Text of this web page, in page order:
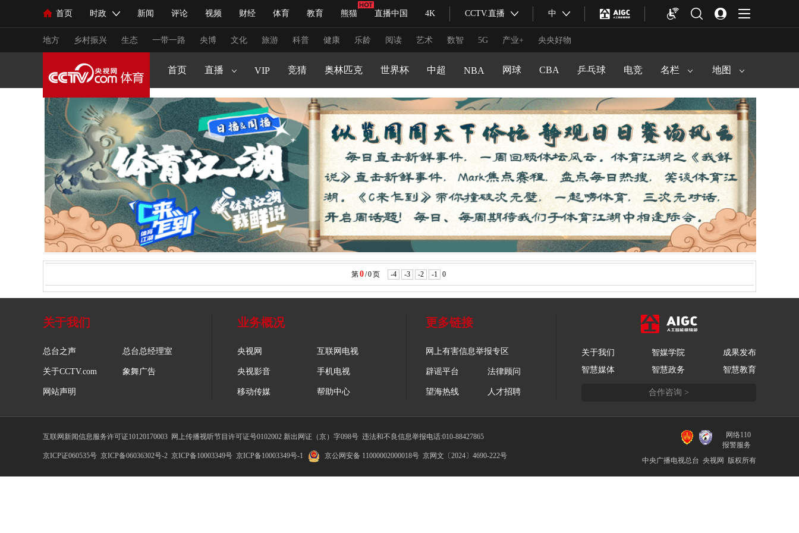
首页 时政 新闻 评论 视频 财经 体育 教育 熊猫 直播中国 4K CCTV.直播 中
人民领袖习近平 联播+ 中国领导人 央视快评 习式妙语 热解读 天天学习
直播 栏目大全 节目单 听音 微视频 主持人 下载央视影音
海外频道 iPanda English Монгол
地方 乡村振兴 生态 一带一路 央博 文化 旅游 科普 健康 乐龄 阅读 艺术 数智 5G 产业+ 央央好物
总台春晚 网络春晚
新闻 国内 国际 评论 经济 军事 科技 法治 文娱 人物 公益 图片
人民领袖习近平 联播+ 热解读 天天学习 习式妙语 央视快评 央视网评 光华锐评 锋面
视频 小央视频 小央直播 直播中国 熊猫频道 4K专区 全景新闻
现场 前线 比划 快看 蓝海中国 新兵请入列 人生第二次
体育 直播 竞猜 2026年世界杯 2026年冬奥会 CBA NBA 中超 国足 国际足球 网球 综合体育 亚冬会
财经 教育 乡村振兴 生态环境 一带一路 央博 非遗 文化 旅游 科普 健康 乐龄 阅读 艺术 汽车 数智 5G 产业+
首页 直播 VIP 竞猜 奥林匹克 世界杯 中超 NBA 网球 CBA 乒乓球 电竞 名栏 地图
CCTV5+
CCTV16
节目单
足球之夜
冠军欧洲
健身动起来
生活体育大会 健康生活实验室 2025来跑新征程 大咖陪你看
文化体育
文旅体育 体育产业发展 马拉松频道 中华体育文化
第0/0页 -4 -3 -2 -1 0
关于我们
总台之声 总台总经理室
关于CCTV.com 象舞广告
网站声明
业务概况
央视网 互联网电视
央视影音 手机电视
移动传媒 帮助中心
更多链接
网上有害信息举报专区
辟谣平台 法律顾问
望海热线 人才招聘
关于我们 智媒学院
成果发布
智慧媒体
智慧政务 智慧教育
合作咨询 >
互联网新闻信息服务许可证10120170003 网上传播视听节目许可证号0102002 新出网证（京）字098号 违法和不良信息举报电话:010-88427865
京ICP证060535号 京ICP备06036302号-2 京ICP备10003349号 京ICP备10003349号-1 京公网安备 11000002000018号 京网文〔2024〕4690-222号
网络110
报警服务
中央广播电视总台 央视网 版权所有